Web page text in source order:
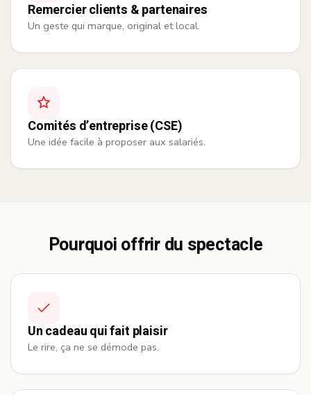
Remercier clients & partenaires
Un geste qui marque, original et local.
Comités d’entreprise (CSE)
Une idée facile à proposer aux salariés.
Pourquoi offrir du spectacle
Un cadeau qui fait plaisir
Le rire, ça ne se démode pas.